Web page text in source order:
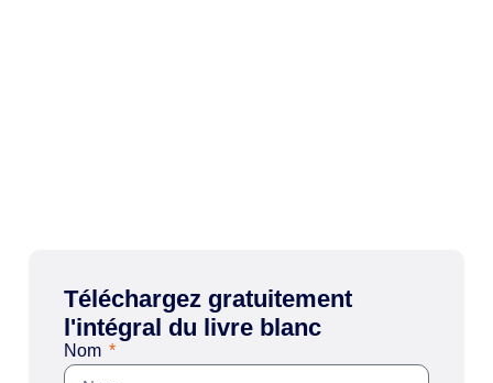
Téléchargez gratuitement
l'intégral du livre blanc
Nom